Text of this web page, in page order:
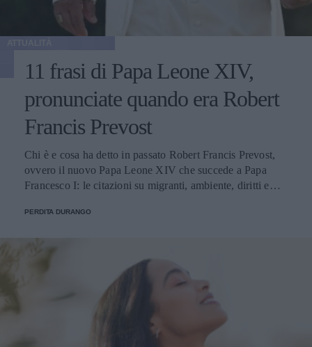
11 frasi di Papa Leone XIV,
pronunciate quando era Robert
Francis Prevost
Chi è e cosa ha detto in passato Robert Francis Prevost,
ovvero il nuovo Papa Leone XIV che succede a Papa
Francesco I: le citazioni su migranti, ambiente, diritti e
PERDITA DURANGO